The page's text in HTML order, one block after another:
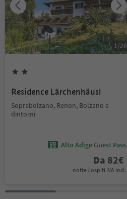
1/26
Residence Lärchenhäusl
Soprabolzano, Renon, Bolzano e
dintorni
Alto Adige Guest Pass
Da 82€
notte / ospiti IVA incl.